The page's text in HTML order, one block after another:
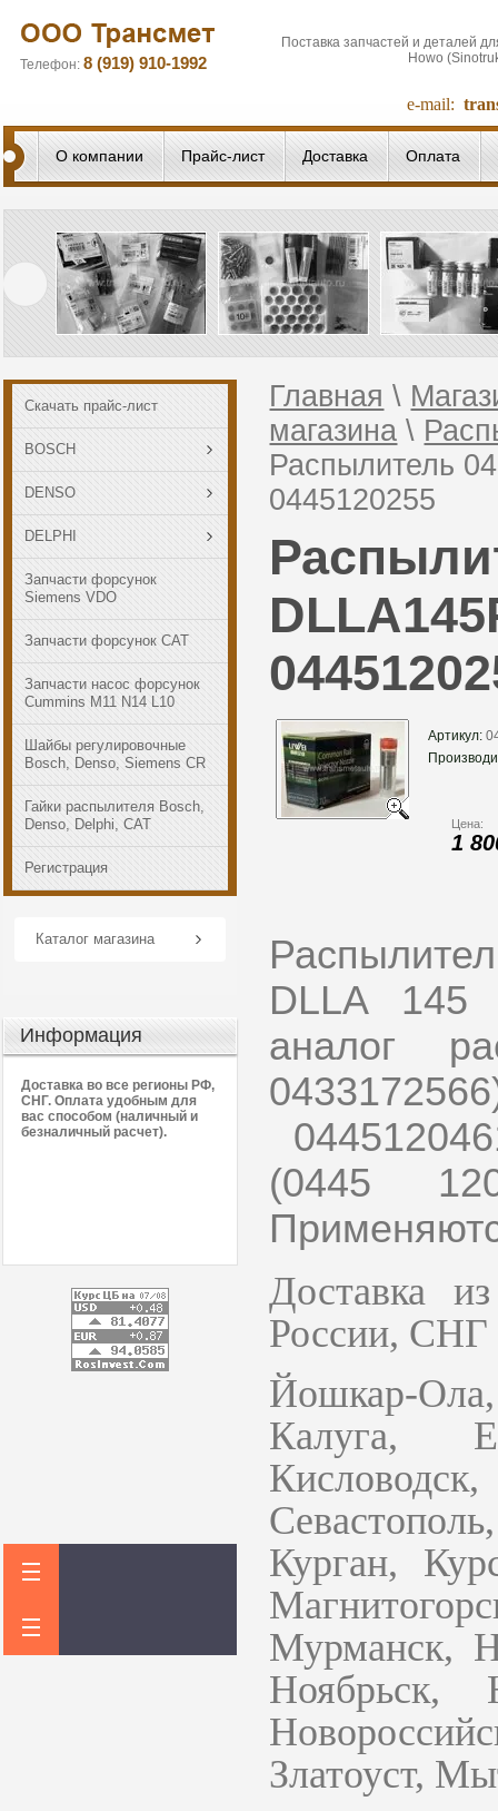
Поставка запчастей и деталей
Howo
e-mail:
Телефон:8 (919) 910-1992
О компании Прайс-лист Доставка Оплата
Скачать прайс-лист
BOSCH
DENSO
DELPHI
Запчасти форсунок
Siemens VDO
Запчасти форсунок CAT
Запчасти насос форсунок
Cummins M11 N14 L10
Шайбы регулировочные
Bosch, Denso, Siemens CR
Гайки распылителя Bosch,
Denso, Delphi, САТ
Регистрация
Каталог магазина
Информация
Доставка во все регионы РФ,
СНГ. Оплата удобным для
вас способом (наличный и
безналичный расчет).
Главная \
магазина \
Распылитель
0445120255
Артикул:
Цена:
1
DLLA 145
аналог
(0445
Доставка
России, СНГ
Йошкар-
Калуга,
Курган,
Мурманск,
Ноябрьск,
Златоуст,